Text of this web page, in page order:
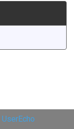
UserEcho